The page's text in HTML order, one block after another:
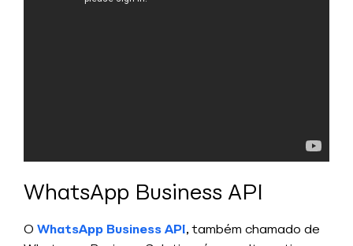
WhatsApp Business API
O WhatsApp Business API, também chamado de